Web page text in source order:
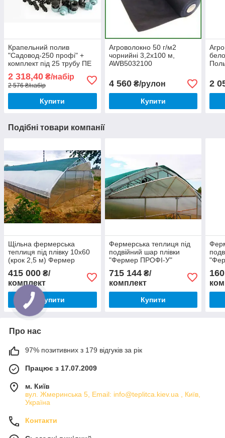
Крапельний полив
"Садовод-250 профі" +
комплект під 25 трубу ПЕ
2 318,40 ₴/набір
2 576 ₴/набір
Купити
Агроволокно 50 г/м2
чорнийні 3,2х100 м,
AWB5032100
4 560₴/рулон
Купити
2
Подібні товари компанії
Щільна фермерська
теплиця під плівку 10х60
(крок 2,5 м) Фермер
415 000 ₴/
комплект
Купити
Фермерська теплиця під
подвійний шар плівки
"Фермер ПРОФІ-У"
715 144₴/
комплект
Купити
Про нас
97% позитивних з 179 відгуків за рік
Працює з 17.07.2009
м. Київ
вул. Жмеринська 5, Email: info@teplitca.kiev.ua , Київ,
Україна
Контакти